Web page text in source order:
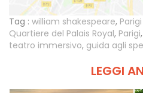
Tag : william shakespeare, Parigi
Quartiere del Palais Royal, Parigi,
teatro immersivo, guida agli
LEGGI